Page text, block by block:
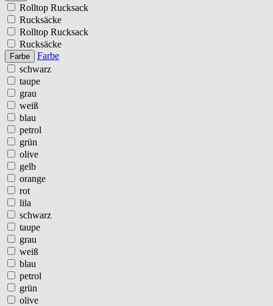
Rolltop Rucksack
Rucksäcke
Rolltop Rucksack
Rucksäcke
Farbe
Farbe
schwarz
taupe
grau
weiß
blau
petrol
grün
olive
gelb
orange
rot
lila
schwarz
taupe
grau
weiß
blau
petrol
grün
olive